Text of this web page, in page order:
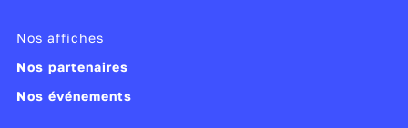
Modifié le 24/03/26
Nos affiches
Nos partenaires
Nos événements